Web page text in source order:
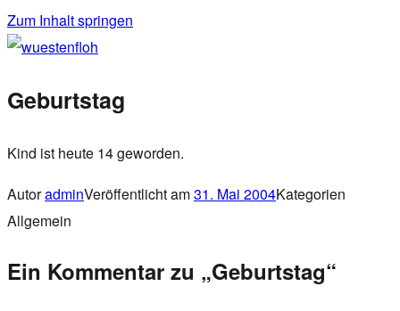
Zum Inhalt springen
wuestenfloh
Geburtstag
Kind ist heute 14 geworden.
AutoradminVeröffentlicht am31. Mai 2004Kategorien
Allgemein
Ein Kommentar zu „Geburtstag“